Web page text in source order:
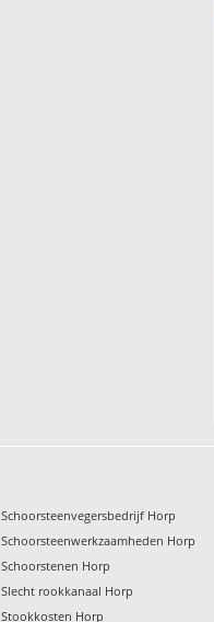
Schoorsteenvegersbedrijf Horp
Schoorsteenwerkzaamheden Horp
Schoorstenen Horp
Slecht rookkanaal Horp
Stookkosten Horp